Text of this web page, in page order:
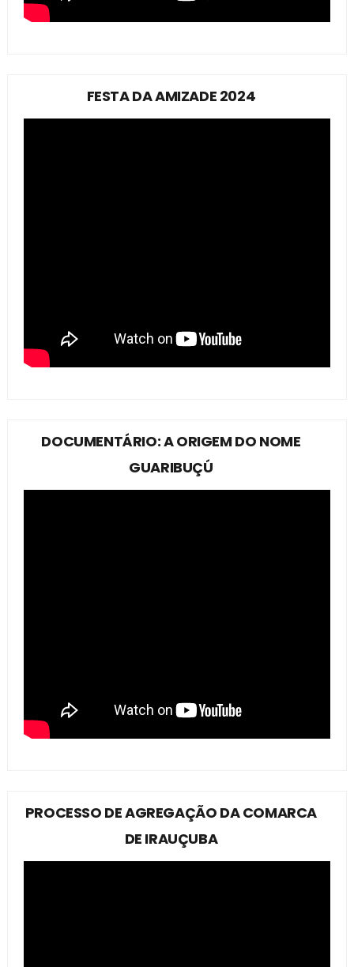
FESTA DA AMIZADE 2024
DOCUMENTÁRIO: A ORIGEM DO NOME
GUARIBUÇÚ
PROCESSO DE AGREGAÇÃO DA COMARCA
DE IRAUÇUBA